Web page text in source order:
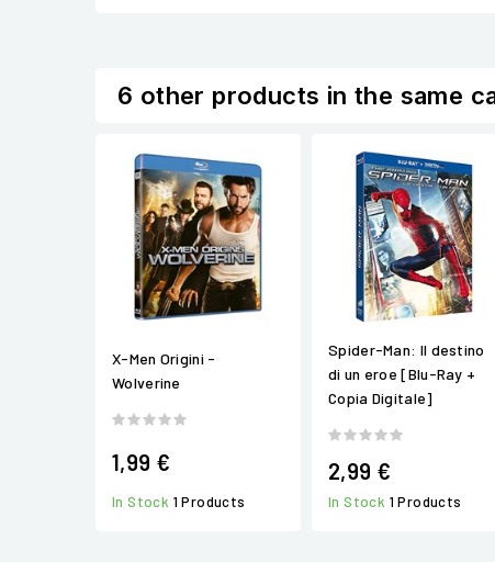
6 other products in the same
X-Men Origini -
Wolverine
1,99 €
In Stock 1 Products
Spider-Man: Il destino
di un eroe [Blu-Ray +
Copia Digitale]
2,99 €
In Stock 1 Products